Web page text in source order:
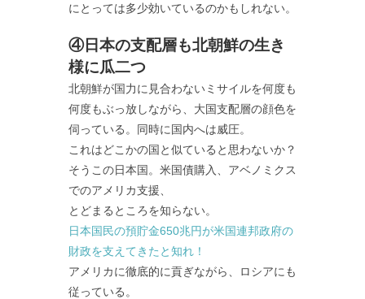
にとっては多少効いているのかもしれない。
④日本の支配層も北朝鮮の生き
様に瓜二つ
北朝鮮が国力に見合わないミサイルを何度も
何度もぶっ放しながら、大国支配層の顔色を
伺っている。同時に国内へは威圧。
これはどこかの国と似ていると思わないか？
そうこの日本国。米国債購入、アベノミクス
でのアメリカ支援、
とどまるところを知らない。
日本国民の預貯金650兆円が米国連邦政府の
財政を支えてきたと知れ！
アメリカに徹底的に貢ぎながら、ロシアにも
従っている。